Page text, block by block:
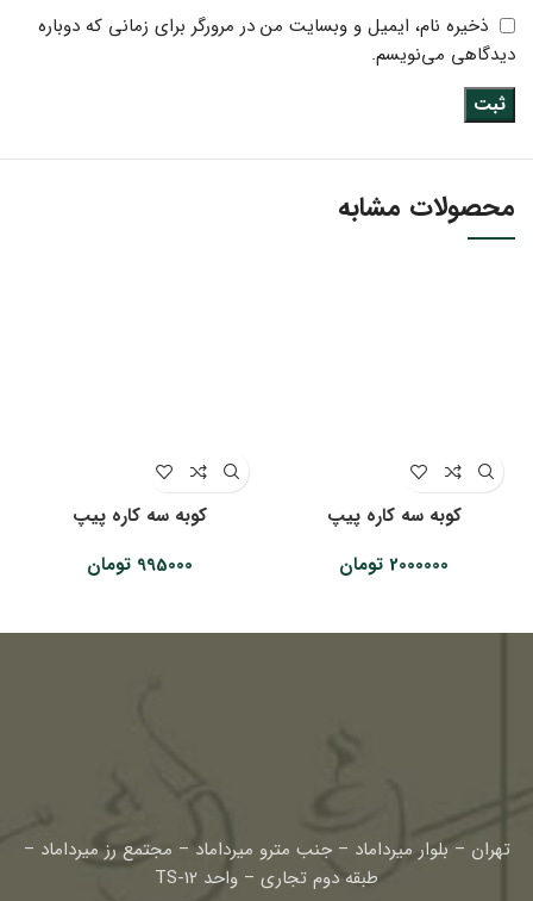
ذخیره نام، ایمیل و وبسایت من در مرورگر برای زمانی که دوباره
دیدگاهی می‌نویسم.
محصولات مشابه
کوبه سه کاره پیپ
2000000 تومان
کوبه سه کاره پیپ
995000 تومان
تهران – بلوار میرداماد – جنب مترو میرداماد – مجتمع رز میرداماد –
طبقه دوم تجاری – واحد TS-12